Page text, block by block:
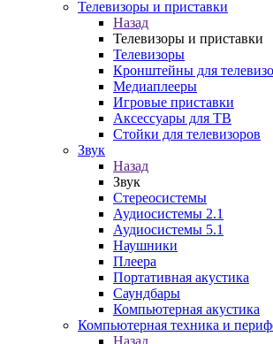
Телевизоры и приставки
Назад
Телевизоры и приставки
Телевизоры
Кронштейны для
Медиаплееры
Игровые приставки
Аксессуары для ТВ
Стойки для телевизоров
Звук
Назад
Звук
Стереосистемы
Аудиосистемы 2.1
Аудиосистемы 5.1
Наушники
Плеера
Портативная акустика
Саундбары
Компьютерная акустика
Компьютерная техника и
Назад